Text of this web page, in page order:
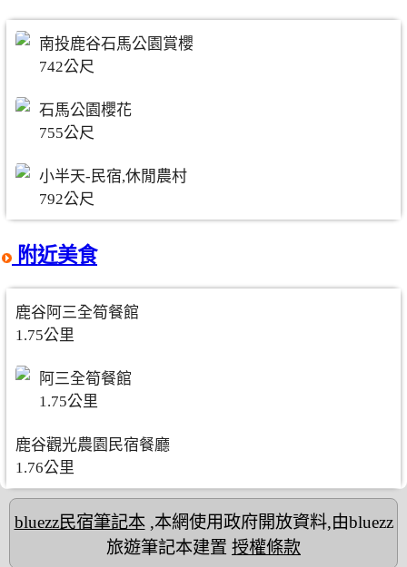
南投鹿谷石馬公園賞櫻
742公尺
石馬公園櫻花
755公尺
小半天-民宿,休閒農村
792公尺
附近美食
鹿谷阿三全筍餐館
1.75公里
阿三全筍餐館
1.75公里
鹿谷觀光農園民宿餐廳
1.76公里
bluezz民宿筆記本,本網使用政府開放資料,由bluezz
旅遊筆記本建置 授權條款